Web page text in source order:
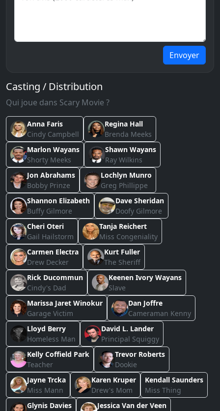
Envoyer
Casting / Distribution
Qui joue dans Scary Movie ?
Anna Faris
Cindy Campbell
Regina Hall
Brenda Meeks
Marlon Wayans
Shorty Meeks
Shawn Wayans
Ray Wilkins
Jon Abrahams
Bobby Prinze
Lochlyn Munro
Greg Phillippe
Shannon Elizabeth
Buffy Gilmore
Dave Sheridan
Doofy Gilmore
Cheri Oteri
Gail Hailstorm
Tanja Reichert
Miss Congeniality
Carmen Electra
Drew Decker
Kurt Fuller
The Sheriff
Rick Ducommun
Cindy's Dad
Keenen Ivory Wayans
Slave
Marissa Jaret Winokur
Garage Victim
Dan Joffre
Cameraman Kenny
Lloyd Berry
Homeless Man
David L. Lander
Principal Squiggy
Kelly Coffield Park
Teacher
Trevor Roberts
Dookie
Jayne Trcka
Miss Mann
Karen Kruper
Drew's Mom
Kendall Saunders
Miss Thing
Glynis Davies
Jessica Van der Veen